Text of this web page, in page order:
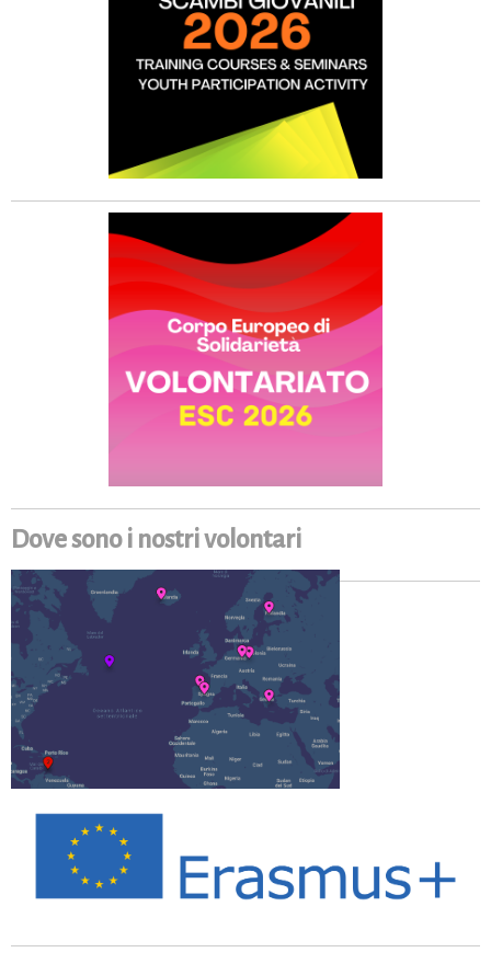
Dove sono i nostri volontari